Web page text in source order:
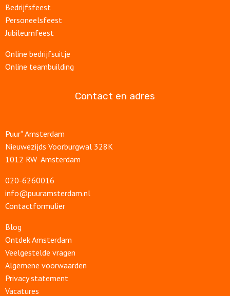
Bedrijfsfeest
Personeelsfeest
Jubileumfeest
Online bedrijfsuitje
Online teambuilding
Contact en adres
Puur* Amsterdam
Nieuwezijds Voorburgwal 328K
1012 RW Amsterdam
020-6260016
info@puuramsterdam.nl
Contactformulier
Blog
Ontdek Amsterdam
Veelgestelde vragen
Algemene voorwaarden
Privacy statement
Vacatures